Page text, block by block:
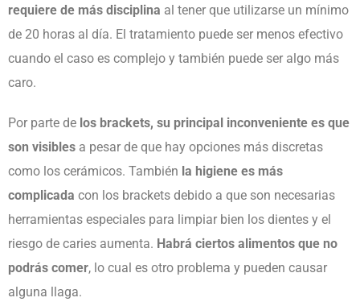
requiere de más disciplina al tener que utilizarse un mínimo
de 20 horas al día. El tratamiento puede ser menos efectivo
cuando el caso es complejo y también puede ser algo más
caro.
Por parte de los brackets, su principal inconveniente es que
son visibles a pesar de que hay opciones más discretas
como los cerámicos. También la higiene es más
complicada con los brackets debido a que son necesarias
herramientas especiales para limpiar bien los dientes y el
riesgo de caries aumenta. Habrá ciertos alimentos que no
podrás comer, lo cual es otro problema y pueden causar
alguna llaga.